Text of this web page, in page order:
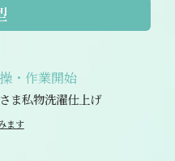
・作業開始
ま私物洗濯仕上げ
ます